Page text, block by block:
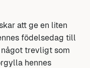
att ge en liten
födelsedag till
trevligt som
hennes